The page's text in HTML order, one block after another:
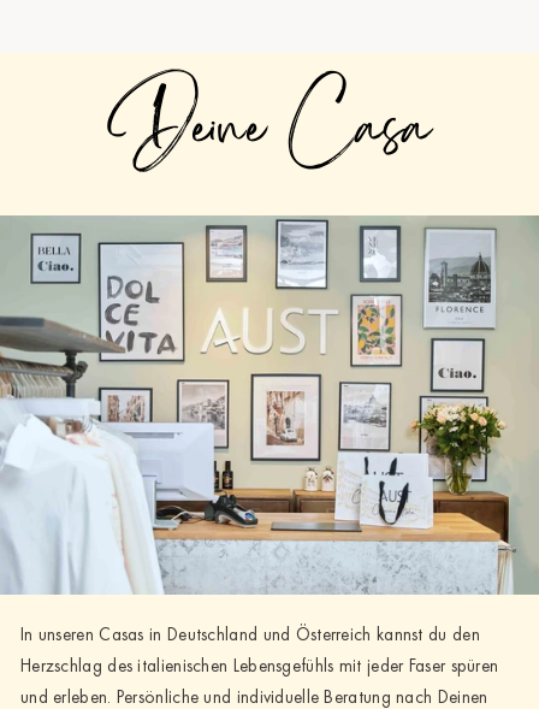
Deine Casa
In unseren Casas in Deutschland und Österreich kannst du den
Herzschlag des italienischen Lebensgefühls mit jeder Faser spüren
und erleben. Persönliche und individuelle Beratung nach Deinen